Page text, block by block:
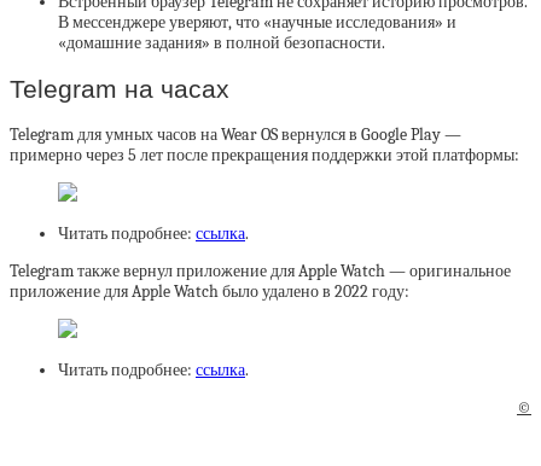
В мессенджере уверяют, что «научные исследования» и
«домашние задания» в полной безопасности.
Telegram на часах
Telegram для умных часов на Wear OS вернулся в Google Play —
примерно через 5 лет после прекращения поддержки этой платформы:
Читать подробнее: ссылка.
Telegram также вернул приложение для Apple Watch — оригинальное
приложение для Apple Watch было удалено в 2022 году:
Читать подробнее: ссылка.
©